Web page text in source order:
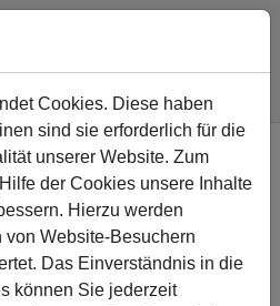
Klimameilen
Cookies. Diese haben
sind sie erforderlich für die
unserer Website. Zum
der Cookies unsere Inhalte
Hierzu werden
Website-Besuchern
Das Einverständnis in die
können Sie jederzeit